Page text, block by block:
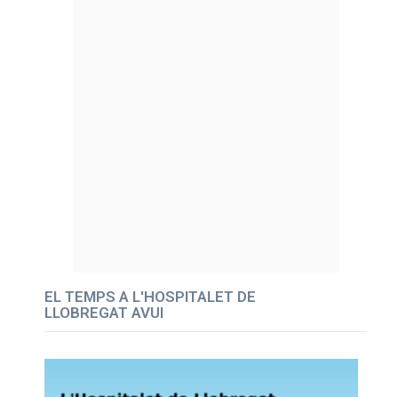
EL TEMPS A L'HOSPITALET DE
LLOBREGAT AVUI